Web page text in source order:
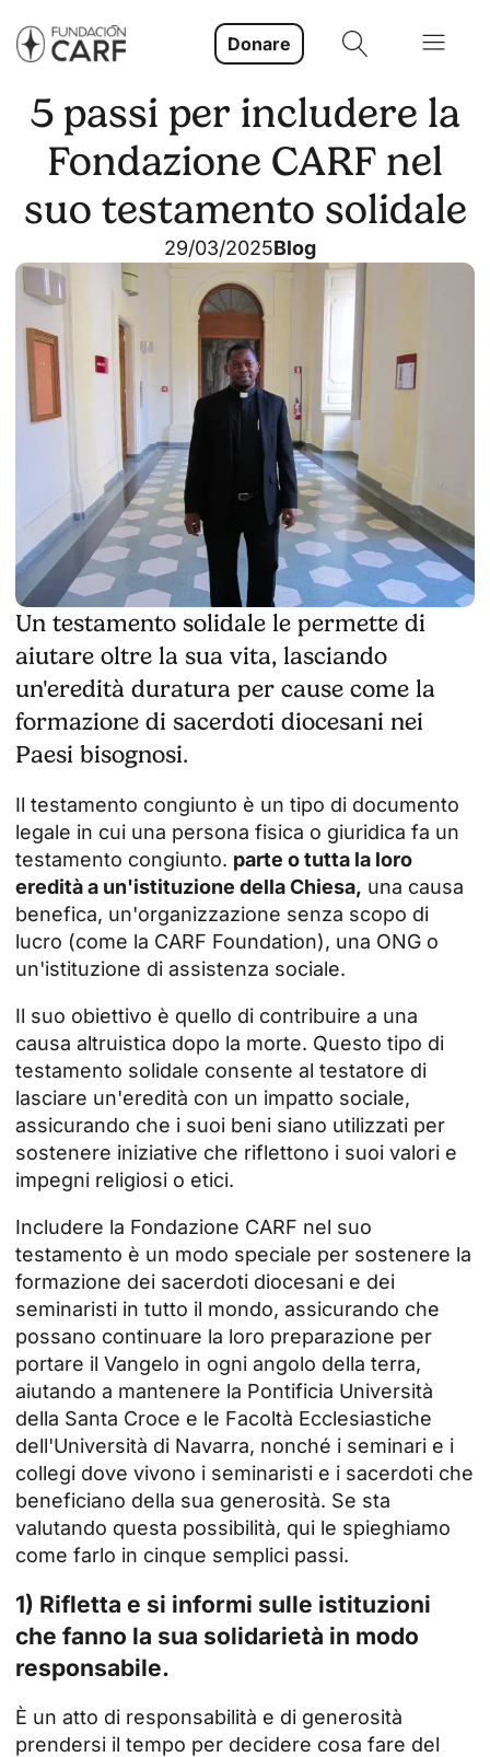
Donare
5 passi per includere la
Fondazione CARF nel
suo testamento solidale
29/03/2025Blog
Un testamento solidale le permette di
aiutare oltre la sua vita, lasciando
un'eredità duratura per cause come la
formazione di sacerdoti diocesani nei
Paesi bisognosi.
Il testamento congiunto è un tipo di documento
legale in cui una persona fisica o giuridica fa un
testamento congiunto. parte o tutta la loro
eredità a un'istituzione della Chiesa, una causa
benefica, un'organizzazione senza scopo di
lucro (come la CARF Foundation), una ONG o
un'istituzione di assistenza sociale.
Il suo obiettivo è quello di contribuire a una
causa altruistica dopo la morte. Questo tipo di
testamento solidale consente al testatore di
lasciare un'eredità con un impatto sociale,
assicurando che i suoi beni siano utilizzati per
sostenere iniziative che riflettono i suoi valori e
impegni religiosi o etici.
Includere la Fondazione CARF nel suo
testamento è un modo speciale per sostenere la
formazione dei sacerdoti diocesani e dei
seminaristi in tutto il mondo, assicurando che
possano continuare la loro preparazione per
portare il Vangelo in ogni angolo della terra,
aiutando a mantenere la Pontificia Università
della Santa Croce e le Facoltà Ecclesiastiche
dell'Università di Navarra, nonché i seminari e i
collegi dove vivono i seminaristi e i sacerdoti che
beneficiano della sua generosità. Se sta
valutando questa possibilità, qui le spieghiamo
come farlo in cinque semplici passi.
1) Rifletta e si informi sulle istituzioni
che fanno la sua solidarietà in modo
responsabile.
È un atto di responsabilità e di generosità
prendersi il tempo per decidere cosa fare del